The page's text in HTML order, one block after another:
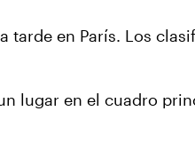
en París. Los
lugar en el cuadro